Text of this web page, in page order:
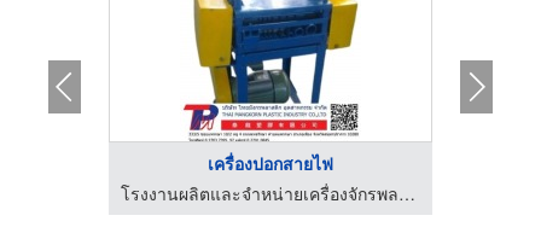
เครื่องปอกสายไฟ
โรงงานผลิตและจำหน่ายเครื่องจักรพลาสติก